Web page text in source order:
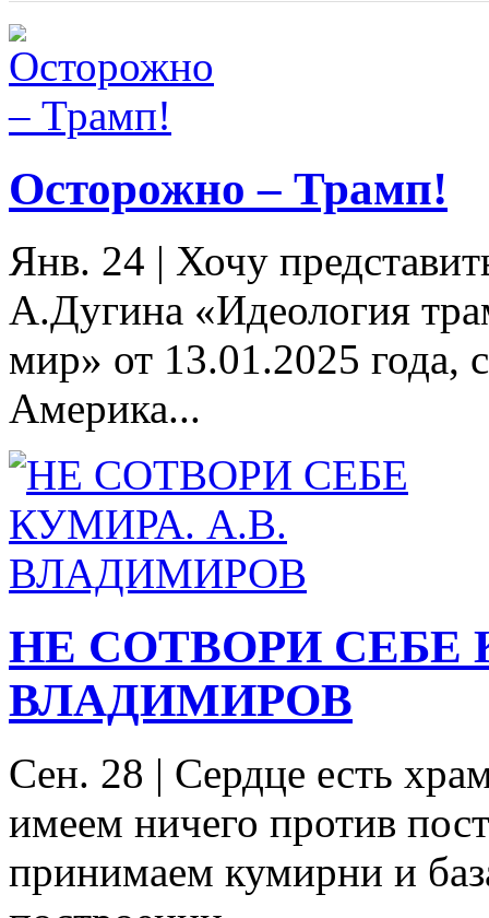
Осторожно – Трамп!
Янв. 24 | Хочу
А.Дугина «Идеология
мир» от 13.01.2025 года,
Америка...
НЕ СОТВОРИ СЕБЕ
ВЛАДИМИРОВ
Сен. 28 | Сердце есть
имеем ничего против
принимаем кумирни и